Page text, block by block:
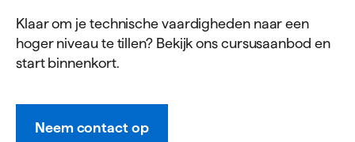
Klaar om je technische vaardigheden naar een
hoger niveau te tillen? Bekijk ons cursusaanbod en
start binnenkort.
Neem contact op